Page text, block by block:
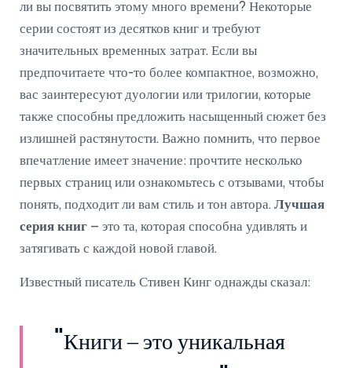
ли вы посвятить этому много времени? Некоторые
серии состоят из десятков книг и требуют
значительных временных затрат. Если вы
предпочитаете что-то более компактное, возможно,
вас заинтересуют дуологии или трилогии, которые
также способны предложить насыщенный сюжет без
излишней растянутости. Важно помнить, что первое
впечатление имеет значение: прочтите несколько
первых страниц или ознакомьтесь с отзывами, чтобы
понять, подходит ли вам стиль и тон автора. Лучшая
серия книг – это та, которая способна удивлять и
затягивать с каждой новой главой.
Известный писатель Стивен Кинг однажды сказал:
"Книги – это уникальная